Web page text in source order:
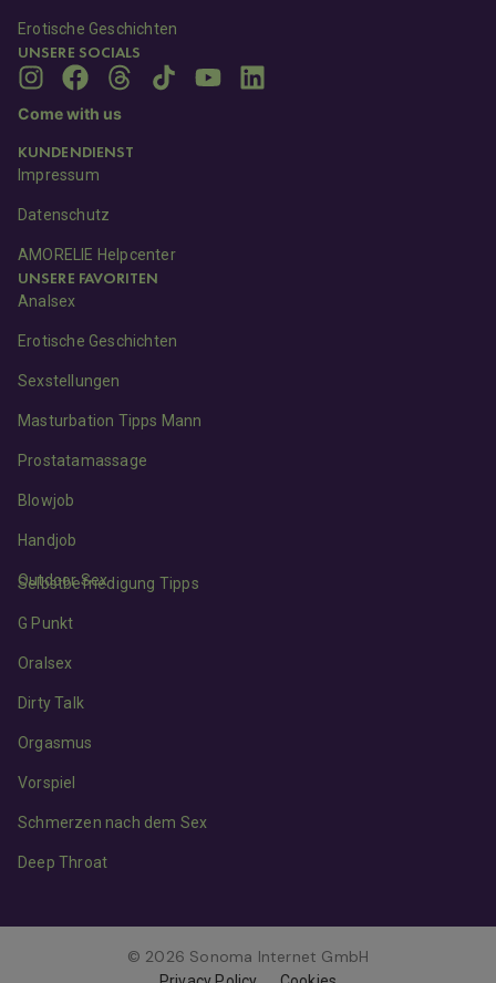
Erotische Geschichten
UNSERE SOCIALS
Come with us
KUNDENDIENST
Impressum
Datenschutz
AMORELIE Helpcenter
UNSERE FAVORITEN
Analsex
Erotische Geschichten
Sexstellungen
Masturbation Tipps Mann
Prostatamassage
Blowjob
Handjob
Outdoor Sex
Selbstbefriedigung Tipps
G Punkt
Oralsex
Dirty Talk
Orgasmus
Vorspiel
Schmerzen nach dem Sex
Deep Throat
© 2026 Sonoma Internet GmbH